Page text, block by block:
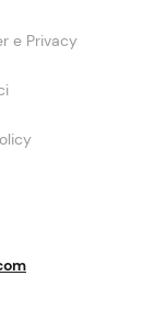
e Privacy